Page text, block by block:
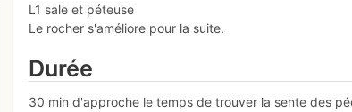
L1 sale et péteuse
Le rocher s'améliore pour la suite.
Durée
30 min d'approche le temps de trouver la sente des